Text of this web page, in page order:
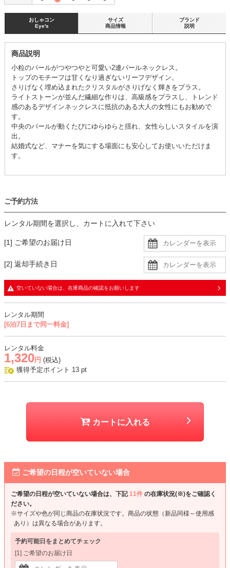
おしゃコン
Eye's
商品説明
小粒のパールがつやつやと可愛い2連パールネックレス。
トップのモチーフは甘くなり過ぎないリーフデザイン。
さりげなく埋め込まれたクリスタルがさりげなく輝きをプラス。
ライトストーンが並んだ繊細な作りは、高級感をプラスし、トレンド
感のあるデザインネックレスに抵抗のある大人の女性にもお勧めで
す。
中央のパールが動くたびにゆらゆらと揺れ、女性らしいスタイルを演
出。
結婚式など、マナーを気にする場面にも安心してお使いいただけま
す。
サイズ
商品情報
ブランド
説明
ご予約方法
レンタル期間を選択し、カートに入れて下さい
[1] ご希望のお届け日
[2] 返却手続き日
空いていない場合は、在庫商品の確認をお願いします
レンタル期間
[6泊7日まで同一料金]
レンタル料金
1,320 円 (税込)
獲得予定ポイント 13 pt
カートに入れる
ご希望の日程が空いていない場合
ご希望の日程が空いていない場合は、下記11件 の在庫状況(※)をご確認く
ださい。
※サイズや色が同じ商品の在庫状況です。商品の状態（新品同様～使用感
あり）は異なる場合があります。
予約可能日をまとめてチェック
[1] ご希望のお届け日